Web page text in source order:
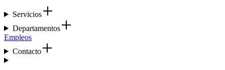
Servicios
Departamentos
Empleos
Contacto